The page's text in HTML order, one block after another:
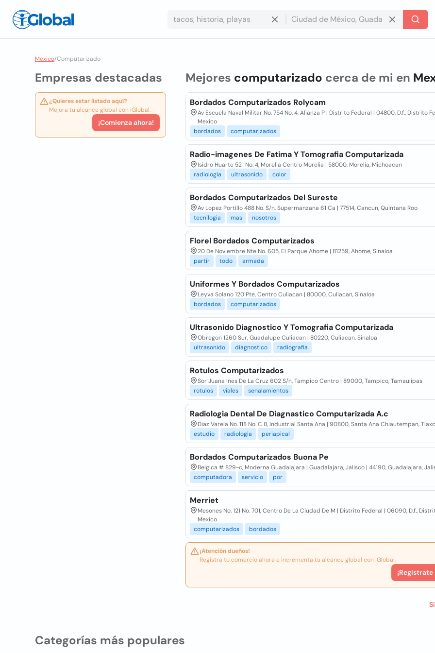
Mexico/Computarizado
Empresas destacadas
¿Quieres estar listado aquí?
Mejora tu alcance global con iGlobal.
¡Comienza ahora!
Mejores computarizado cerca de mi en
Bordados Computarizados Rolycam
Av Escuela Naval Militar No. 754 No. 4, Alianza P | Distrito Federal | 04800, D.f., Distrito
Mexico
bordados
computarizados
Radio-imagenes De Fatima Y Tomografia Computarizada
Isidro Huarte 521 No. 4, Morelia Centro Morelia | 58000, Morelia, Michoacan
radiologia
ultrasonido color
Bordados Computarizados Del Sureste
Av Lopez Portillo 488 No. S/n, Supermanzana 61 Ca | 77514, Cancun, Quintana Roo
tecnilogia
mas nosotros
Florel Bordados Computarizados
20 De Noviembre Nte No. 605, El Parque Ahome | 81259, Ahome, Sinaloa
partir
todo armada
Uniformes Y Bordados Computarizados
Leyva Solano 120 Pte, Centro Culiacan | 80000, Culiacan, Sinaloa
bordados
computarizados
Ultrasonido Diagnostico Y Tomografia Computarizada
Obregon 1260 Sur, Guadalupe Culiacan | 80220, Culiacan, Sinaloa
ultrasonido
diagnostico radiografia
Rotulos Computarizados
Sor Juana Ines De La Cruz 602 S/n, Tampico Centro | 89000, Tampico, Tamaulipas
rotulos
viales senalamientos
Radiologia Dental De Diagnastico Computarizada A.c
Diaz Varela No. 118 No. C 8, Industrial Santa Ana | 90800, Santa Ana Chiautempan,
estudio
radiologia periapical
Bordados Computarizados Buona Pe
Belgica # 829-c, Moderna Guadalajara | Guadalajara, Jalisco | 44190, Guadalajara,
computadora
servicio por
Merriet
Mesones No. 121 No. 701, Centro De La Ciudad De M | Distrito Federal | 06090, D.f.,
Mexico
computarizados
bordados
¡Atención dueños!
Registra tu comercio ahora e incrementa tu alcance global con iGlobal.
Categorías más populares